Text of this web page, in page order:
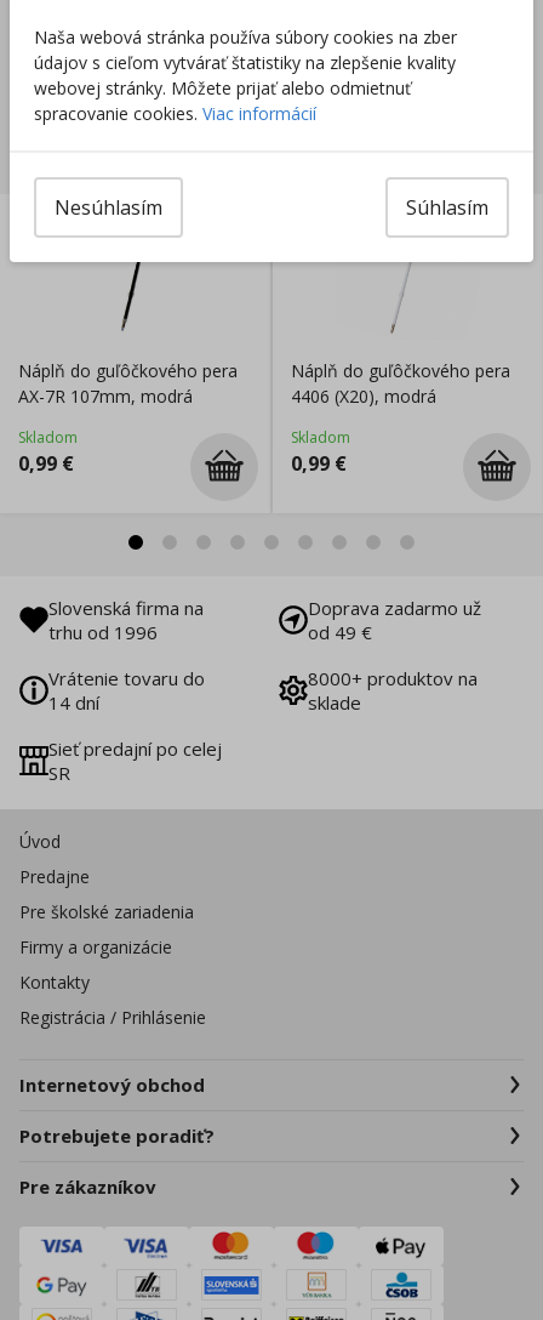
Výrobca/Distribútor
Náplň do guľôčkového pera
AX-7R 107mm, modrá
Skladom
0,99 €
Náplň do guľôčkového pera
4406 (X20), modrá
Skladom
0,99 €
Slovenská firma na
trhu od 1996
Doprava zadarmo už
od 49 €
Vrátenie tovaru do
14 dní
8000+ produktov na
sklade
Sieť predajní po celej
SR
Úvod
Predajne
Pre školské zariadenia
Firmy a organizácie
Kontakty
Registrácia / Prihlásenie
Internetový obchod
Potrebujete poradiť?
Pre zákazníkov
Naša webová stránka používa súbory cookies na zber
údajov s cieľom vytvárať štatistiky na zlepšenie kvality
webovej stránky. Môžete prijať alebo odmietnuť
spracovanie cookies. Viac informácií
Súhlasím
Nesúhlasím